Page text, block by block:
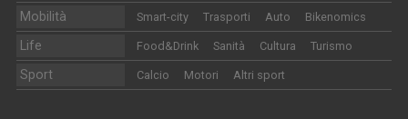
Mobilità Smart-city Trasporti Auto Bikenomics
Life Food&Drink Sanità Cultura Turismo
Sport Calcio Motori Altri sport